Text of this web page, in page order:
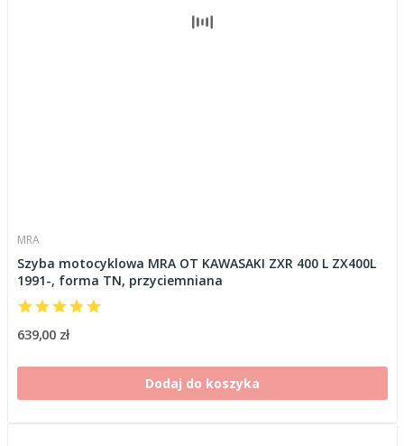
MRA
Szyba motocyklowa MRA OT KAWASAKI ZXR 400 L ZX400L
1991-, forma TN, przyciemniana
639,00 zł
Dodaj do koszyka